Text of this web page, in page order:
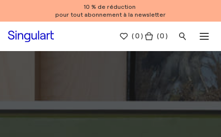
10 % de réduction
pour tout abonnement à la newsletter
(0 ) ( 0 )